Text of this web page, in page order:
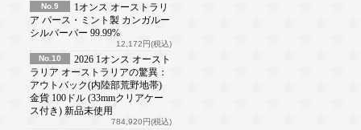
No.9
1オンス オーストラリ
ア パース・ミント製 カンガルー
シルバーバー 99.99%
12,172円(税込)
No.10
2026 1オンス オースト
ラリア オーストラリアの驚異：
アウトバック(内陸部荒野地帯)
金貨 100ドル (33mmクリアケー
ス付き) 新品未使用
784,920円(税込)